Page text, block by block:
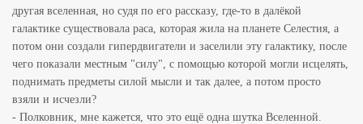
другая вселенная, но судя по его рассказу, где-то в далёкой
галактике существовала раса, которая жила на планете Селестия, а
потом они создали гипердвигатели и заселили эту галактику, после
чего показали местным "силу", с помощью которой могли исцелять,
поднимать предметы силой мысли и так далее, а потом просто
взяли и исчезли?
- Полковник, мне кажется, что это ещё одна шутка Вселенной.